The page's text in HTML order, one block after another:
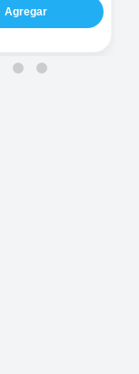
Agregar